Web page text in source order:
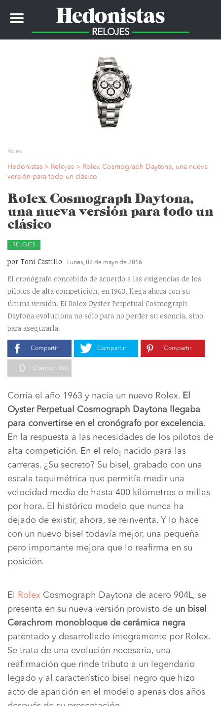
Toggle
navigation
RELOJES
Rolex
Hedonistas > Relojes > Rolex Cosmograph Daytona, una nueva
versión para todo un clásico
Rolex Cosmograph Daytona,
una nueva versión para todo un
clásico
RELOJES
por Toni Castillo Lunes, 02 de mayo de 2016
El cronógrafo concebido de acuerdo a las exigencias de los
pilotos de alta competición, en 1963, llega ahora con su
última versión. El Rolex Oyster Perpetual Cosmograph
Daytona evoluciona no sólo para no perder su esencia, sino
para asegurarla.
Compartir Compartir Compartir
0 Compartidos
Corría el año 1963 y nacía un nuevo Rolex. El
Oyster Perpetual Cosmograph Daytona llegaba
para convertirse en el cronógrafo por excelencia.
En la respuesta a las necesidades de los pilotos de
alta competición. En el reloj nacido para las
carreras. ¿Su secreto? Su bisel, grabado con una
escala taquimétrica que permitía medir una
velocidad media de hasta 400 kilómetros o millas
por hora. El histórico modelo que nunca ha
dejado de existir, ahora, se reinventa. Y lo hace
con un nuevo bisel todavía mejor, una pequeña
pero importante mejora que lo reafirma en su
posición.
El Rolex Cosmograph Daytona de acero 904L, se
presenta en su nueva versión provisto de un bisel
Cerachrom monobloque de cerámica negra
patentado y desarrollado íntegramente por Rolex.
Se trata de una evolución necesaria, una
reafirmación que rinde tributo a un legendario
legado y al característico bisel negro que hizo
acto de aparición en el modelo apenas dos años